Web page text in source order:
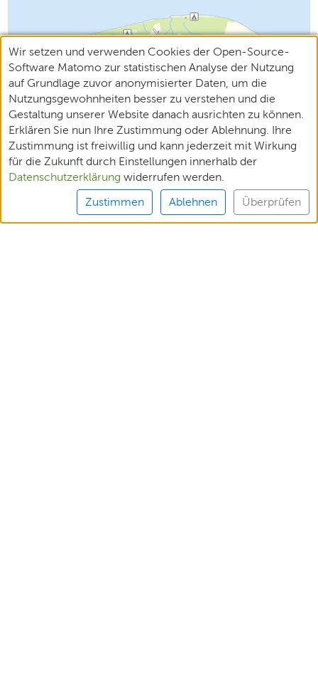
Wir setzen und verwenden Cookies der Open-Source-
Software Matomo zur statistischen Analyse der Nutzung
auf Grundlage zuvor anonymisierter Daten, um die
Nutzungsgewohnheiten besser zu verstehen und die
Gestaltung unserer Website danach ausrichten zu können.
Erklären Sie nun Ihre Zustimmung oder Ablehnung. Ihre
Zustimmung ist freiwillig und kann jederzeit mit Wirkung
für die Zukunft durch Einstellungen innerhalb der
Datenschutzerklärung widerrufen werden.
Zustimmen Ablehnen Überprüfen